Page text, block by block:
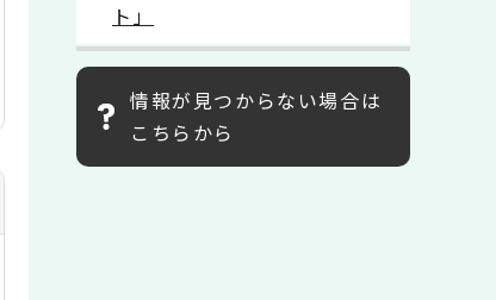
ト」
情報が見つからない場合は
こちらから